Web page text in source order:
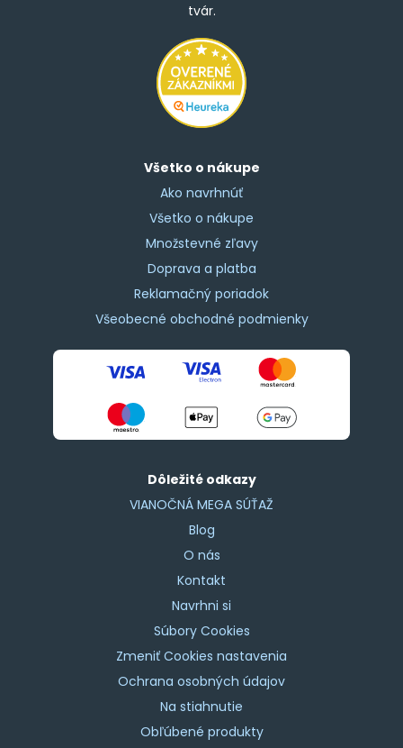
tvár.
Všetko o nákupe
Ako navrhnúť
Všetko o nákupe
Množstevné zľavy
Doprava a platba
Reklamačný poriadok
Všeobecné obchodné podmienky
Dôležité odkazy
VIANOČNÁ MEGA SÚŤAŽ
Blog
O nás
Kontakt
Navrhni si
Súbory Cookies
Zmeniť Cookies nastavenia
Ochrana osobných údajov
Na stiahnutie
Obľúbené produkty